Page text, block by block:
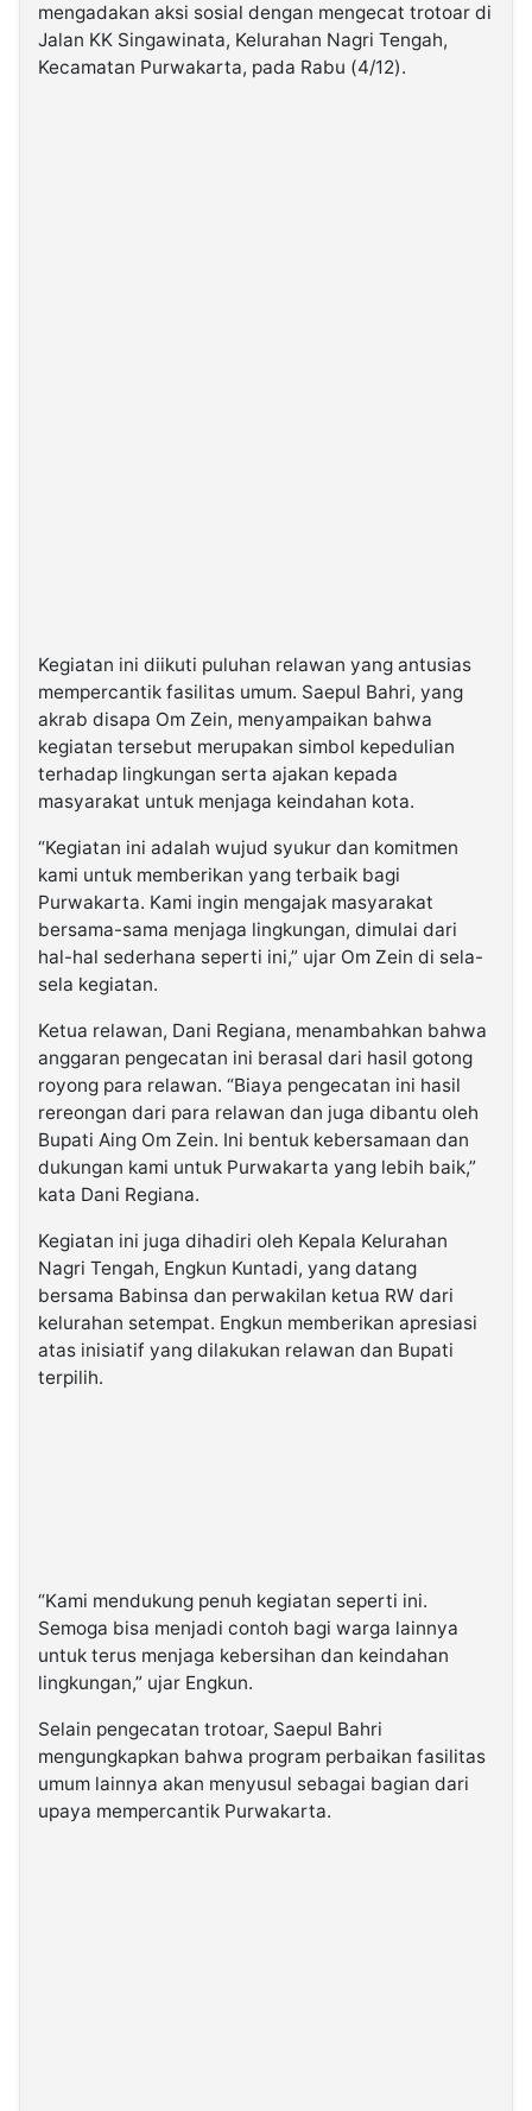
mengadakan aksi sosial dengan mengecat trotoar di
Jalan KK Singawinata, Kelurahan Nagri Tengah,
Kecamatan Purwakarta, pada Rabu (4/12).
Kegiatan ini diikuti puluhan relawan yang antusias
mempercantik fasilitas umum. Saepul Bahri, yang
akrab disapa Om Zein, menyampaikan bahwa
kegiatan tersebut merupakan simbol kepedulian
terhadap lingkungan serta ajakan kepada
masyarakat untuk menjaga keindahan kota.
“Kegiatan ini adalah wujud syukur dan komitmen
kami untuk memberikan yang terbaik bagi
Purwakarta. Kami ingin mengajak masyarakat
bersama-sama menjaga lingkungan, dimulai dari
hal-hal sederhana seperti ini,” ujar Om Zein di sela-
sela kegiatan.
Ketua relawan, Dani Regiana, menambahkan bahwa
anggaran pengecatan ini berasal dari hasil gotong
royong para relawan. “Biaya pengecatan ini hasil
rereongan dari para relawan dan juga dibantu oleh
Bupati Aing Om Zein. Ini bentuk kebersamaan dan
dukungan kami untuk Purwakarta yang lebih baik,”
kata Dani Regiana.
Kegiatan ini juga dihadiri oleh Kepala Kelurahan
Nagri Tengah, Engkun Kuntadi, yang datang
bersama Babinsa dan perwakilan ketua RW dari
kelurahan setempat. Engkun memberikan apresiasi
atas inisiatif yang dilakukan relawan dan Bupati
terpilih.
“Kami mendukung penuh kegiatan seperti ini.
Semoga bisa menjadi contoh bagi warga lainnya
untuk terus menjaga kebersihan dan keindahan
lingkungan,” ujar Engkun.
Selain pengecatan trotoar, Saepul Bahri
mengungkapkan bahwa program perbaikan fasilitas
umum lainnya akan menyusul sebagai bagian dari
upaya mempercantik Purwakarta.